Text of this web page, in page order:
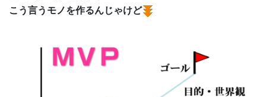
こう言うモノを作るんじゃけど